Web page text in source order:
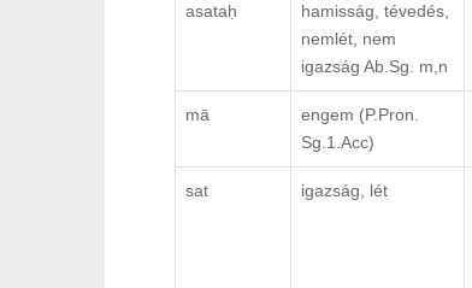
asataḥ
hamisság, tévedés,
nemlét, nem
igazság Ab.Sg. m,n
mā
engem (P.Pron.
Sg.1.Acc)
sat igazság, lét